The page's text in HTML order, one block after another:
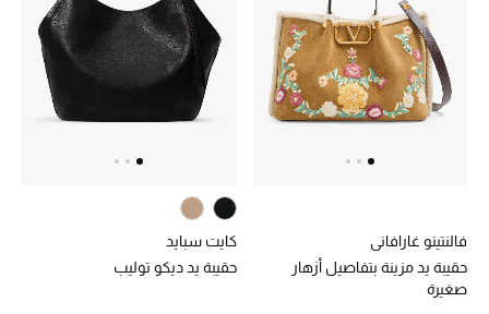
الشموع والعطور المنزلية
مستلزمات المنزل
تسوقوا للمنزل
عرض كل التنزيلات
فالنتينو غارافاني
حقيبة يد مزينة بتفاصيل أزهار
صغيرة
كايت سبايد
حقيبة يد ديكو توليب